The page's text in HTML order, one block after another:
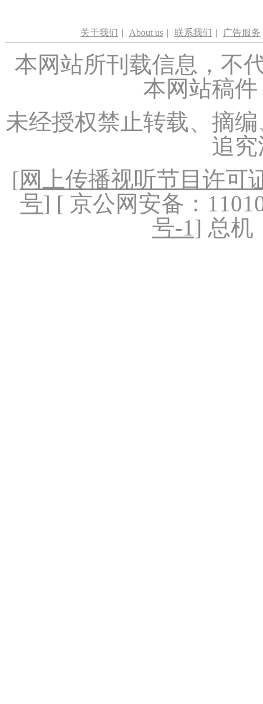
关于我们 | About us | 联系我们 | 广告服务
本网站所刊载信息，不
本网站稿
未经授权禁止转载、摘
追
[网上传播视听节目许可
号] [ 京公网安备：
号-1] 总机